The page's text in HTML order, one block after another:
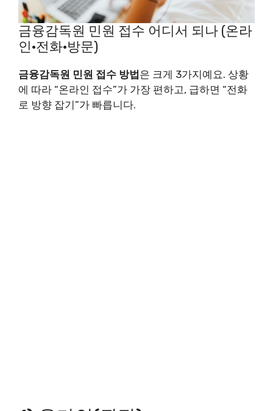
금융감독원 민원 접수 어디서 되나 (온라
인·전화·방문)
금융감독원 민원 접수 방법은 크게 3가지예요. 상황
에 따라 “온라인 접수”가 가장 편하고, 급하면 “전화
로 방향 잡기”가 빠릅니다.